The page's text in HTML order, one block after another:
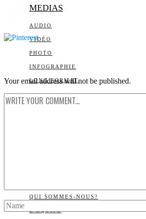
MEDIAS
AUDIO
VIDÉO
PHOTO
INFOGRAPHIE
LONG FORMAT
PLUS
QUI SOMMES-NOUS?
L’ÉQUIPE
Your email address will not be published.